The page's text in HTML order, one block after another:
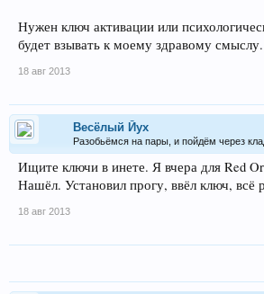
Нужен ключ активации или
будет взывать к моему здравому смыслу.
18 авг 2013
Весёлый Йух
Разобьёмся на пары, и пойдём через
Ищите ключи в инете. Я вчера для Red
Нашёл. Установил прогу, ввёл ключ, всё
18 авг 2013